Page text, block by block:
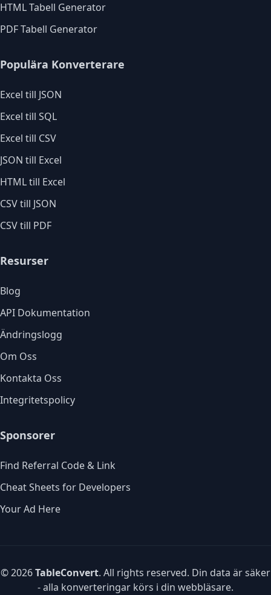
HTML Tabell Generator
PDF Tabell Generator
Populära Konverterare
Excel till JSON
Excel till SQL
Excel till CSV
JSON till Excel
HTML till Excel
CSV till JSON
CSV till PDF
Resurser
Blog
API Dokumentation
Ändringslogg
Om Oss
Kontakta Oss
Integritetspolicy
Sponsorer
Find Referral Code & Link
Cheat Sheets for Developers
Your Ad Here
© 2026TableConvert. All rights reserved. Din data är säker
- alla konverteringar körs i din webbläsare.